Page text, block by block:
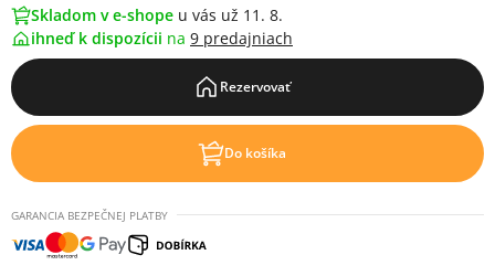
Skladom v e-shope u vás už 11. 8.
ihneď k dispozícii na 9 predajniach
Rezervovať
Do košíka
GARANCIA BEZPEČNEJ PLATBY